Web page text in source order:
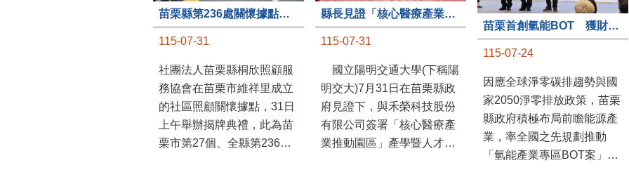
苗栗縣第236處關懷據點在苗栗市維祥里揭牌
115-07-31
社團法人苗栗縣桐欣照顧服
務協會在苗栗市維祥里成立
的社區照顧關懷據點，31日
上午舉辦揭牌典禮，此為苗
栗市第27個、全縣第236處
縣長見證「核心醫療產業推動園區」產學合作簽約儀式
115-07-31
國立陽明交通大學(下稱陽
明交大)7月31日在苗栗縣政
府見證下，與禾榮科技股份
有限公司簽署「核心醫療產
業推動園區」產學暨人才培
苗栗首創氫能BOT 獲財政部「突破之翼」肯定
115-07-24
因應全球淨零碳排趨勢與國
家2050淨零排放政策，苗栗
縣政府積極布局前瞻能源產
業，率全國之先規劃推動
「氫能產業專區BOT案」，